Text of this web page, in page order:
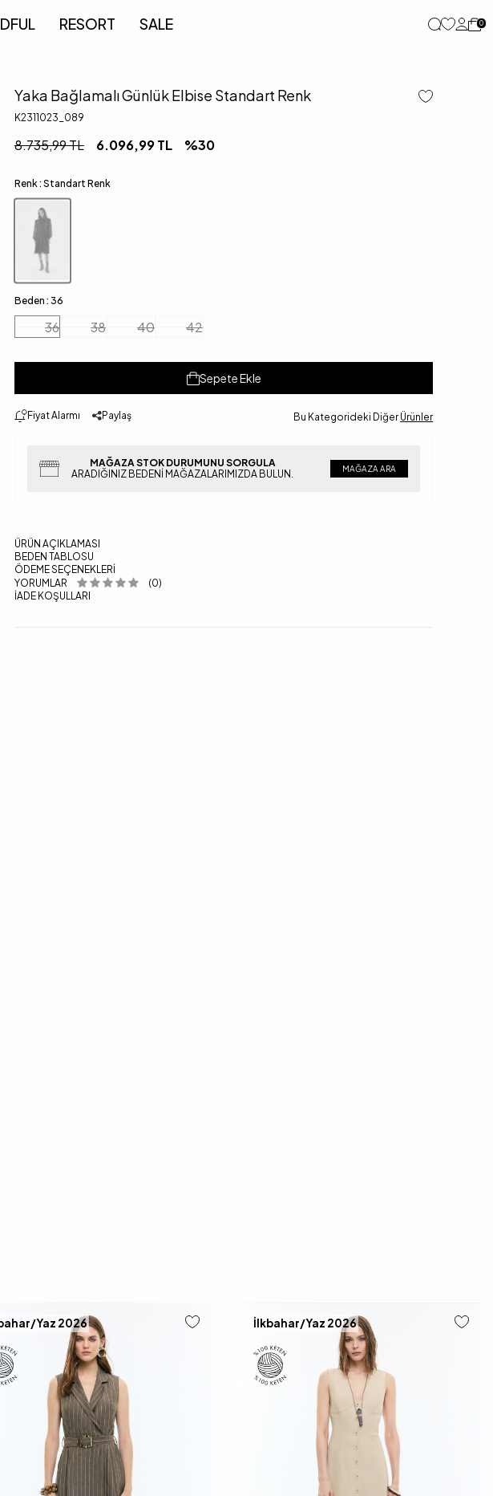
RESORT SALE 0
Yaka Bağlamalı Günlük Elbise Standart Renk
K2311023_089
8.735,99TL 6.096,99TL %30
Renk : Standart Renk
Beden : 36
36 38 40 42
Sepete Ekle
Fiyat Alarmı Paylaş Bu Kategorideki Diğer Ürünler
MAĞAZA STOK DURUMUNU SORGULA
ARADIĞINIZ BEDENI MAĞAZALARIMIZDA BULUN.
MAĞAZA ARA
ÜRÜN AÇIKLAMASI
BEDEN TABLOSU
ÖDEME SEÇENEKLERI
YORUMLAR
(0)
İADE KOŞULLARI
Yaz 2026 İlkbahar/Yaz 2026